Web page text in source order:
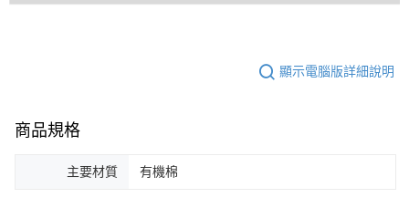
顯示電腦版詳細說明
商品規格
主要材質 有機棉